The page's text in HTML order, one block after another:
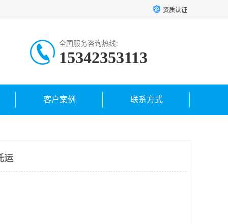
资质认证
全国服务咨询热线:
15342353113
客户案例 联系方式
运